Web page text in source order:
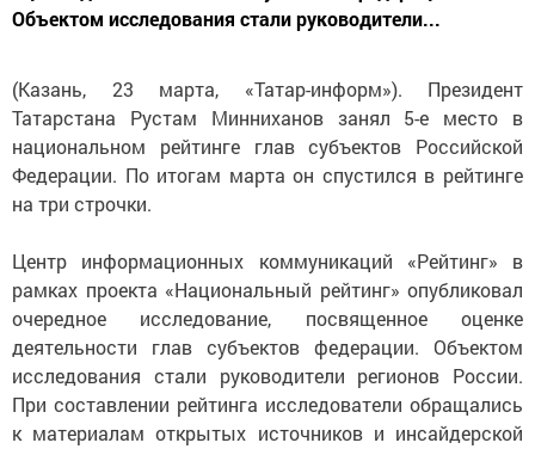
Объектом исследования стали руководители...
(Казань, 23 марта, «Татар-информ»). Президент
Татарстана Рустам Минниханов занял 5-е место в
национальном рейтинге глав субъектов Российской
Федерации. По итогам марта он спустился в рейтинге
на три строчки.
Центр информационных коммуникаций «Рейтинг» в
рамках проекта «Национальный рейтинг» опубликовал
очередное исследование, посвященное оценке
деятельности глав субъектов федерации. Объектом
исследования стали руководители регионов России.
При составлении рейтинга исследователи обращались
к материалам открытых источников и инсайдерской